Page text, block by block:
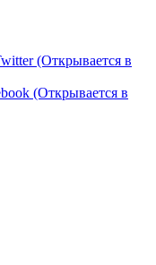
(Открывается в
(Открывается в